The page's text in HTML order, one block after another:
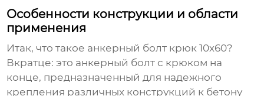
Особенности конструкции и области
применения
Итак, что такое анкерный болт крюк 10х60?
Вкратце: это анкерный болт с крюком на
конце, предназначенный для надежного
крепления различных конструкций к бетону